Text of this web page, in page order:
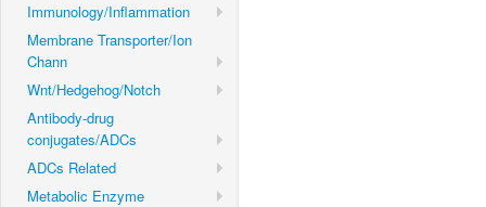
Immunology/Inflammation
Membrane Transporter/Ion
Chann
Wnt/Hedgehog/Notch
Antibody-drug
conjugates/ADCs
ADCs Related
Metabolic Enzyme